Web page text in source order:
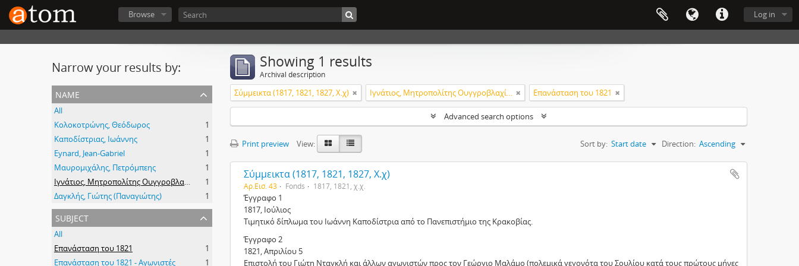
Log in
Browse
Narrow your results by:
name
All
Κολοκοτρώνης, Θεόδωρος
1
Καποδίστριας, Ιωάννης
1
Eynard, Jean-Gabriel
1
Μαυρομιχάλης, Πετρόμπεης
1
Ιγνάτιος, Μητροπολίτης Ουγγροβλαχίας
1
Δαγκλής, Γιώτης (Παναγιώτης)
1
subject
All
Επανάσταση του 1821
1
Επανάσταση του 1821 - Αγωνιστές
1
Showing 1 results
Archival description
Σύμμεικτα (1817, 1821, 1827, Χ.χ) Ιγνάτιος, Μητροπολίτης Ουγγροβλαχίας Επανάσταση του 1821
Advanced search options
Print preview View: Sort by: Start date Direction: Ascending
Σύμμεικτα (1817, 1821, 1827, Χ.χ)
Αρ.Εισ. 43 Fonds 1817, 1821, χ.χ.
Έγγραφο 1
1817, Ιούλιος
Τιμητικό δίπλωμα του Ιωάννη Καποδίστρια από το Πανεπιστήμιο της Κρακοβίας.
Έγγραφο 2
1821, Απριλίου 5
Επιστολή του Γιώτη Νταγκλή και άλλων αγωνιστών προς τον Γεώργιο Μαλάμο (πολεμικά γεγονότα του Σουλίου κατά τους πρώτους μήνες